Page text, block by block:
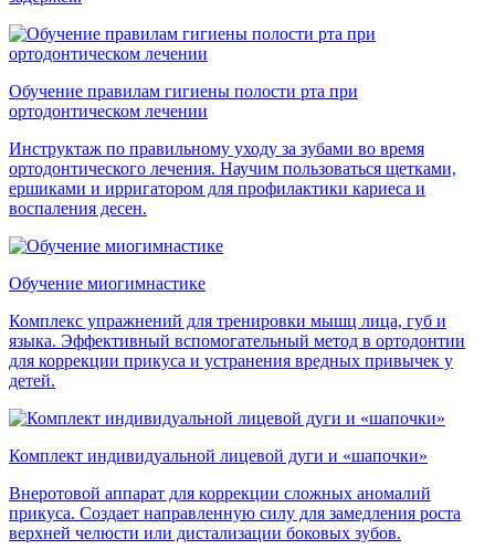
Обучение правилам гигиены полости рта при
ортодонтическом лечении
Инструктаж по правильному уходу за зубами во время
ортодонтического лечения. Научим пользоваться щетками,
ершиками и ирригатором для профилактики кариеса и
воспаления десен.
Обучение миогимнастике
Комплекс упражнений для тренировки мышц лица, губ и
языка. Эффективный вспомогательный метод в ортодонтии
для коррекции прикуса и устранения вредных привычек у
детей.
Комплект индивидуальной лицевой дуги и «шапочки»
Внеротовой аппарат для коррекции сложных аномалий
прикуса. Создает направленную силу для замедления роста
верхней челюсти или дистализации боковых зубов.